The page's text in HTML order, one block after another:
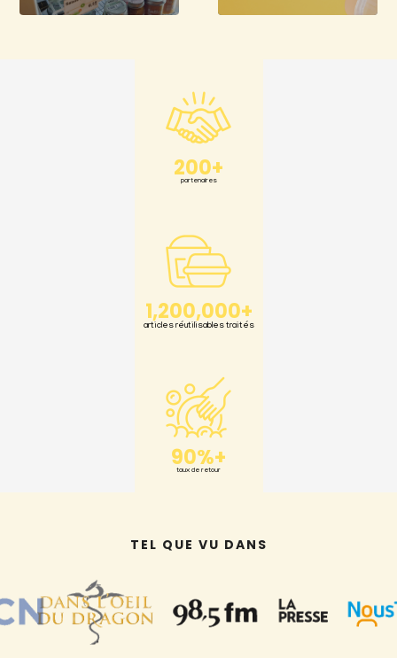
200+
partenaires
1,200,000+
articles réutilisables traités
90%+
taux de retour
TEL QUE VU DANS